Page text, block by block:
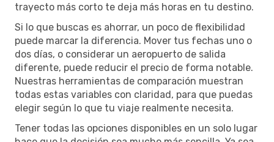
trayecto más corto te deja más horas en tu destino.
Si lo que buscas es ahorrar, un poco de flexibilidad
puede marcar la diferencia. Mover tus fechas uno o
dos días, o considerar un aeropuerto de salida
diferente, puede reducir el precio de forma notable.
Nuestras herramientas de comparación muestran
todas estas variables con claridad, para que puedas
elegir según lo que tu viaje realmente necesita.
Tener todas las opciones disponibles en un solo lugar